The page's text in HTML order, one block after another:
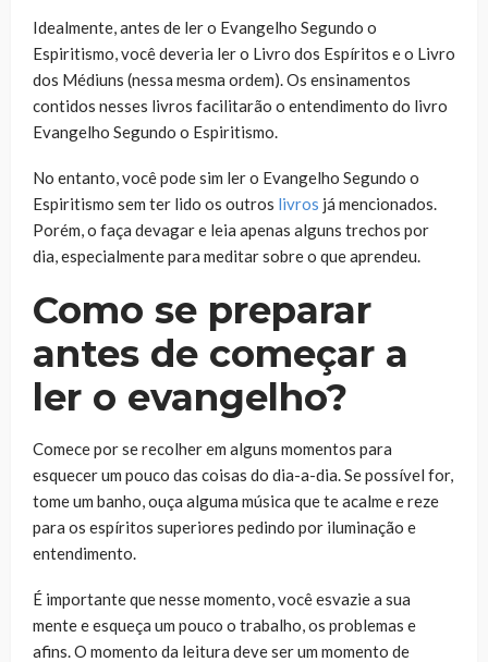
Idealmente, antes de ler o Evangelho Segundo o
Espiritismo, você deveria ler o Livro dos Espíritos e o Livro
dos Médiuns (nessa mesma ordem). Os ensinamentos
contidos nesses livros facilitarão o entendimento do livro
Evangelho Segundo o Espiritismo.
No entanto, você pode sim ler o Evangelho Segundo o
Espiritismo sem ter lido os outros livros já mencionados.
Porém, o faça devagar e leia apenas alguns trechos por
dia, especialmente para meditar sobre o que aprendeu.
Como se preparar
antes de começar a
ler o evangelho?
Comece por se recolher em alguns momentos para
esquecer um pouco das coisas do dia-a-dia. Se possível for,
tome um banho, ouça alguma música que te acalme e reze
para os espíritos superiores pedindo por iluminação e
entendimento.
É importante que nesse momento, você esvazie a sua
mente e esqueça um pouco o trabalho, os problemas e
afins. O momento da leitura deve ser um momento de